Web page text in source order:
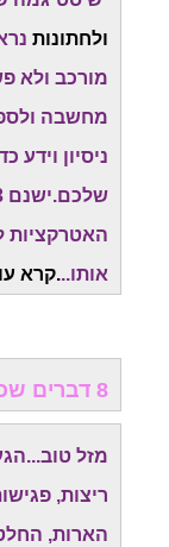
ולחתונות
מורכב ולא
מחשבה
ניסיון
שלכם.
האטרקציות
אותו...קרא
8 דברים שכלה צריכה לקחת ביום החתונה
מזל
ריצות,
הארות,